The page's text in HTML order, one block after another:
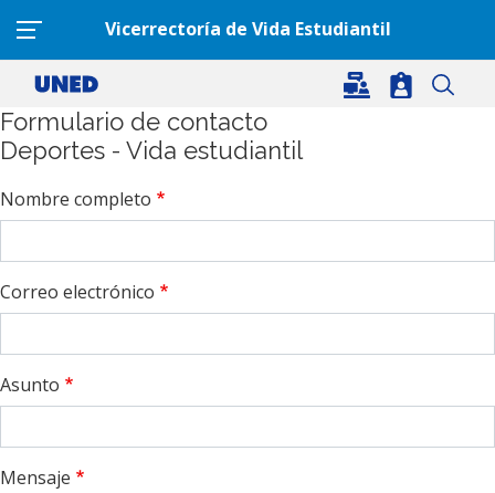
Vicerrectoría de Vida Estudiantil
Formulario de contacto
Deportes - Vida estudiantil
Nombre completo
Correo electrónico
Asunto
Mensaje